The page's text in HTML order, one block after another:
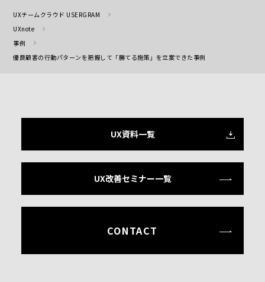
UXチームクラウド USERGRAM
UXnote
事例
優良顧客の行動パターンを把握して「勝てる施策」を立案できた事例
UX資料一覧
UX改善セミナー一覧
CONTACT